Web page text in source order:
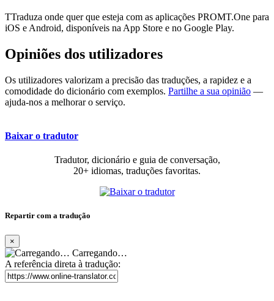
TTraduza onde quer que esteja com as aplicações PROMT.One para
iOS e Android, disponíveis na App Store e no Google Play.
Opiniões dos utilizadores
Os utilizadores valorizam a precisão das traduções, a rapidez e a
comodidade do dicionário com exemplos. Partilhe a sua opinião —
ajuda-nos a melhorar o serviço.
Baixar o tradutor
Tradutor, dicionário e guia de conversação,
20+ idiomas, traduções favoritas.
Repartir com a tradução
×
Carregando…
A referência direta à tradução: